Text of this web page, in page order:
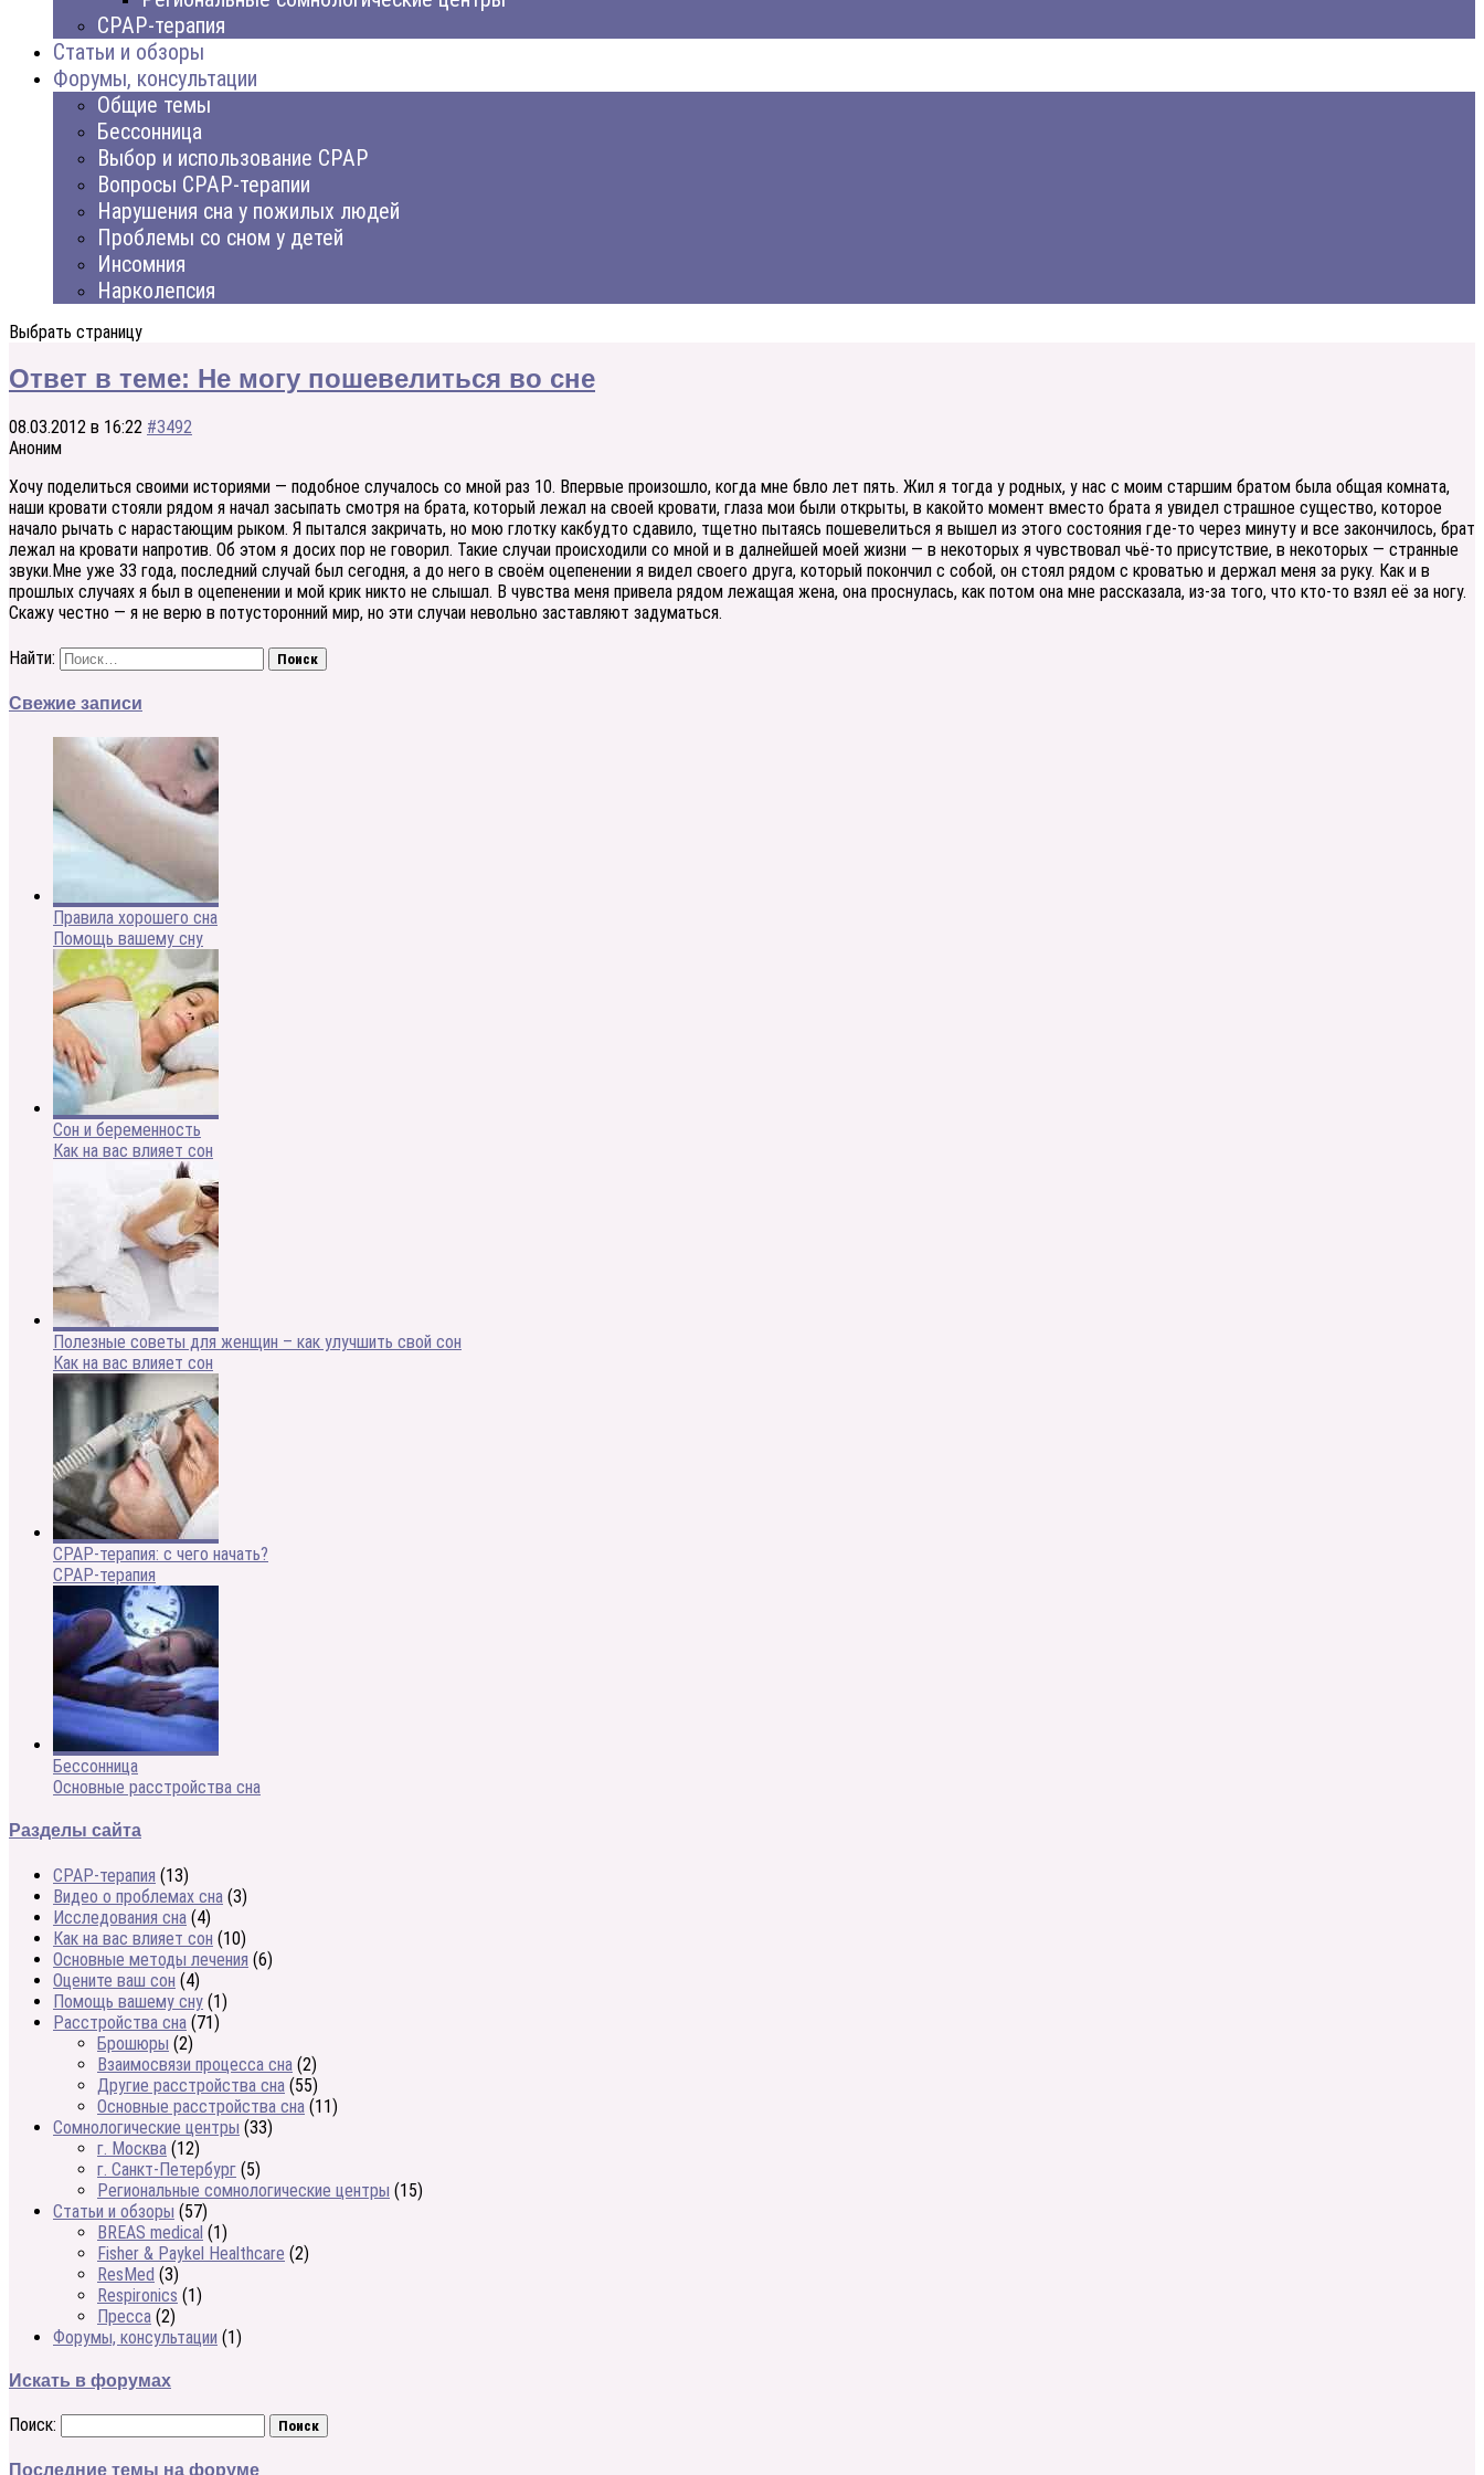
CPAP-терапия
Статьи и обзоры
Форумы, консультации
Общие темы
Бессонница
Выбор и использование CPAP
Вопросы CPAP-терапии
Нарушения сна у пожилых людей
Проблемы со сном у детей
Инсомния
Нарколепсия
Выбрать страницу
Ответ в теме: Не могу пошевелиться во сне
08.03.2012 в 16:22 #3492
Аноним
Хочу поделиться своими историями — подобное случалось со мной раз 10. Впервые произошло, когда мне бвло лет пять. Жил я тогда у родных, у нас с моим старшим братом была общая комната,
наши кровати стояли рядом я начал засыпать смотря на брата, который лежал на своей кровати, глаза мои были открыты, в какойто момент вместо брата я увидел страшное существо, которое
начало рычать с нарастающим рыком. Я пытался закричать, но мою глотку какбудто сдавило, тщетно пытаясь пошевелиться я вышел из этого состояния где-то через минуту и все закончилось, брат
лежал на кровати напротив. Об этом я досих пор не говорил. Такие случаи происходили со мной и в далнейшей моей жизни — в некоторых я чувствовал чьё-то присутствие, в некоторых — странные
звуки.Мне уже 33 года, последний случай был сегодня, а до него в своём оцепенении я видел своего друга, который покончил с собой, он стоял рядом с кроватью и держал меня за руку. Как и в
прошлых случаях я был в оцепенении и мой крик никто не слышал. В чувства меня привела рядом лежащая жена, она проснулась, как потом она мне рассказала, из-за того, что кто-то взял её за ногу.
Скажу честно — я не верю в потусторонний мир, но эти случаи невольно заставляют задуматься.
Найти:
Свежие записи
Правила хорошего сна
Помощь вашему сну
Сон и беременность
Как на вас влияет сон
Полезные советы для женщин – как улучшить свой сон
Как на вас влияет сон
CPAP-терапия: с чего начать?
CPAP-терапия
Бессонница
Основные расстройства сна
Разделы сайта
CPAP-терапия (13)
Видео о проблемах сна (3)
Исследования сна (4)
Как на вас влияет сон (10)
Основные методы лечения (6)
Оцените ваш сон (4)
Помощь вашему сну (1)
Расстройства сна (71)
Брошюры (2)
Взаимосвязи процесса сна (2)
Другие расстройства сна (55)
Основные расстройства сна (11)
Сомнологические центры (33)
г. Москва (12)
г. Санкт-Петербург (5)
Региональные сомнологические центры (15)
Статьи и обзоры (57)
BREAS medical (1)
Fisher & Paykel Healthcare (2)
ResMed (3)
Respironics (1)
Пресса (2)
Форумы, консультации (1)
Искать в форумах
Поиск:
Последние темы на форуме